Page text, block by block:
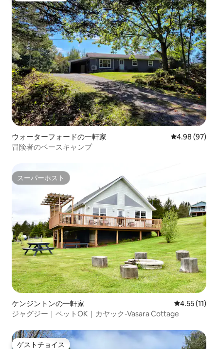
ウォーターフォードの一軒家 レビュー97
4.98 (97)
冒険者のベースキャンプ
スーパーホスト
スーパーホスト
ケンジントンの一軒家 レビュー11
4.55 (11)
ジャグジー｜ペットOK｜カヤック-Vasara Cottage
ゲストチョイス